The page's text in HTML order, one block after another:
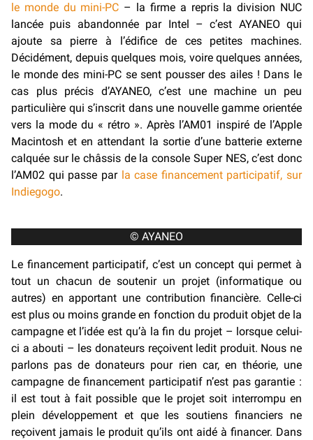
le monde du mini-PC – la firme a repris la division NUC
lancée puis abandonnée par Intel – c’est AYANEO qui
ajoute sa pierre à l’édifice de ces petites machines.
Décidément, depuis quelques mois, voire quelques années,
le monde des mini-PC se sent pousser des ailes ! Dans le
cas plus précis d’AYANEO, c’est une machine un peu
particulière qui s’inscrit dans une nouvelle gamme orientée
vers la mode du « rétro ». Après l’AM01 inspiré de l’Apple
Macintosh et en attendant la sortie d’une batterie externe
calquée sur le châssis de la console Super NES, c’est donc
l’AM02 qui passe par la case financement participatif, sur
Indiegogo.
© AYANEO
Le financement participatif, c’est un concept qui permet à
tout un chacun de soutenir un projet (informatique ou
autres) en apportant une contribution financière. Celle-ci
est plus ou moins grande en fonction du produit objet de la
campagne et l’idée est qu’à la fin du projet – lorsque celui-
ci a abouti – les donateurs reçoivent ledit produit. Nous ne
parlons pas de donateurs pour rien car, en théorie, une
campagne de financement participatif n’est pas garantie :
il est tout à fait possible que le projet soit interrompu en
plein développement et que les soutiens financiers ne
reçoivent jamais le produit qu’ils ont aidé à financer. Dans